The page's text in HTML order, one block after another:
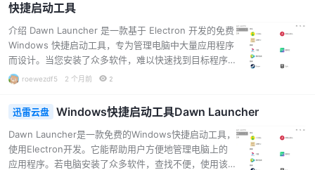
快捷启动工具
介绍 Dawn Launcher 是一款基于 Electron 开发的免费
Windows 快捷启动工具，专为管理电脑中大量应用程序
而设计。当您安装了众多软件，难以快速找到目标程序
时，只需打开 Dawn Launcher，切换到相应分类，即可
管理，您可以将应用程序归类到不同分组，需要时一键
启动，大幅提升操作效率。 软件截图 软件特点 支持从任
何窗口或文件夹中搜索整个磁盘驱动器。 通过短促的键
盘敲击，快速定位所需文件。 利用快捷键盘命令，立即
找到并启动程序。 通过简单的右键菜单命令，在任何文
roewezdf5 2 个月前 2
迅雷云盘 Windows快捷启动工具Dawn Launcher
Dawn Launcher是一款免费的Windows快捷启动工具，
使用Electron开发。它能帮助用户方便地管理电脑上的
应用程序。若电脑安装了众多软件，查找不便，使用该